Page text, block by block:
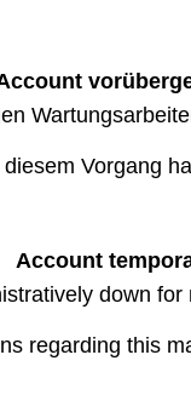
Vorgang
Account
down
regarding this